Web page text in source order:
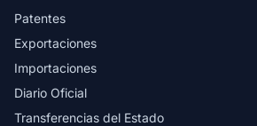
Patentes
Exportaciones
Importaciones
Diario Oficial
Transferencias del Estado